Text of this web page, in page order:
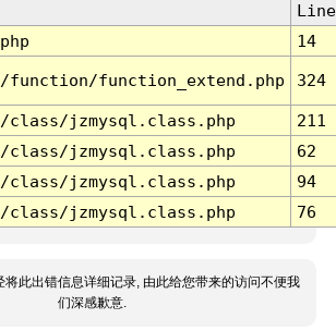
Line
14
function/function_extend.php 324
class/jzmysql.class.php
211
class/jzmysql.class.php
62
class/jzmysql.class.php
94
class/jzmysql.class.php 76
将此出错信息详细记录, 由此给您带来的访问不便我
们深感歉意.